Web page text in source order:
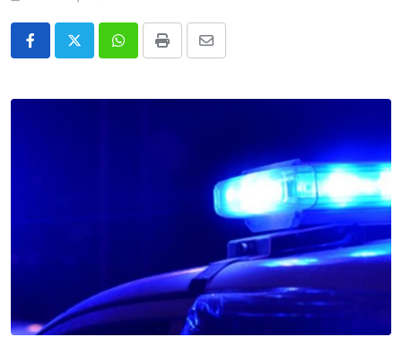
WhatsappPrint
Share
Email